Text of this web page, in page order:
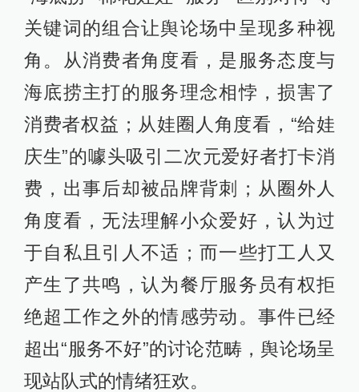
关键词的组合让舆论场中呈现多种视
角。从消费者角度看，是服务态度与
海底捞主打的服务理念相悖，损害了
消费者权益；从娃圈人角度看，“给娃
庆生”的噱头吸引二次元爱好者打卡消
费，出事后却被品牌背刺；从圈外人
角度看，无法理解小众爱好，认为过
于自私且引人不适；而一些打工人又
产生了共鸣，认为餐厅服务员有权拒
绝超工作之外的情感劳动。事件已经
超出“服务不好”的讨论范畴，舆论场呈
现站队式的情绪狂欢。